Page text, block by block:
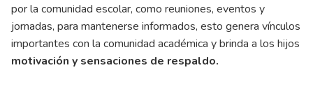
por la comunidad escolar, como reuniones, eventos y
jornadas, para mantenerse informados, esto genera vínculos
importantes con la comunidad académica y brinda a los hijos
motivación y sensaciones de respaldo.